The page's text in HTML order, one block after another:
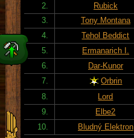
2.
Rubick
3.
Tony Montana
4.
Tehol Beddict
5.
Ermanarich I.
6.
Dar-Kunor
7.
Orbrin
8.
Lord
9.
Elbe2
10.
Bludný Elektron